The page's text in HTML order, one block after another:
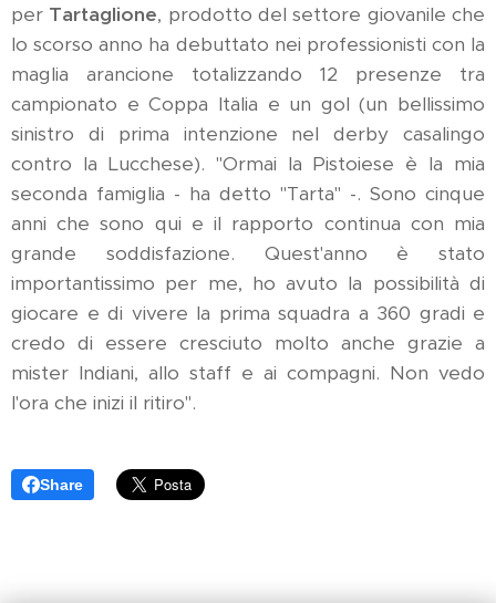
per Tartaglione, prodotto del settore giovanile che
lo scorso anno ha debuttato nei professionisti con la
maglia arancione totalizzando 12 presenze tra
campionato e Coppa Italia e un gol (un bellissimo
sinistro di prima intenzione nel derby casalingo
contro la Lucchese). "Ormai la Pistoiese è la mia
seconda famiglia - ha detto "Tarta" -. Sono cinque
anni che sono qui e il rapporto continua con mia
grande soddisfazione. Quest'anno è stato
importantissimo per me, ho avuto la possibilità di
giocare e di vivere la prima squadra a 360 gradi e
credo di essere cresciuto molto anche grazie a
mister Indiani, allo staff e ai compagni. Non vedo
l'ora che inizi il ritiro".
Share